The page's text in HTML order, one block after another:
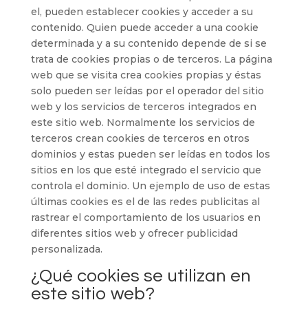
el, pueden establecer cookies y acceder a su
contenido. Quien puede acceder a una cookie
determinada y a su contenido depende de si se
trata de cookies propias o de terceros. La página
web que se visita crea cookies propias y éstas
solo pueden ser leídas por el operador del sitio
web y los servicios de terceros integrados en
este sitio web. Normalmente los servicios de
terceros crean cookies de terceros en otros
dominios y estas pueden ser leídas en todos los
sitios en los que esté integrado el servicio que
controla el dominio. Un ejemplo de uso de estas
últimas cookies es el de las redes publicitas al
rastrear el comportamiento de los usuarios en
diferentes sitios web y ofrecer publicidad
personalizada.
¿Qué cookies se utilizan en
este sitio web?